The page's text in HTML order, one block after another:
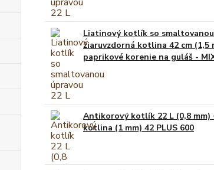
Liatinový kotlík so smaltovanou
žiaruvzdorná kotlina 42 cm (1,5
paprikové korenie na guláš -
Antikorový kotlík 22 L (0,8 mm)
kotlina (1 mm) 42 PLUS 600